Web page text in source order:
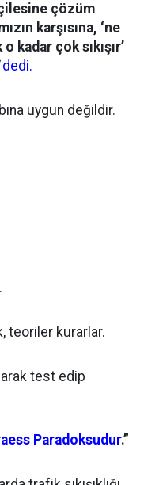
çözüm
karşısına, ‘ne
kadar çok sıkışır’
dedi.
uygun değildir.
teoriler kurarlar.
test edip
Paradoksudur.”